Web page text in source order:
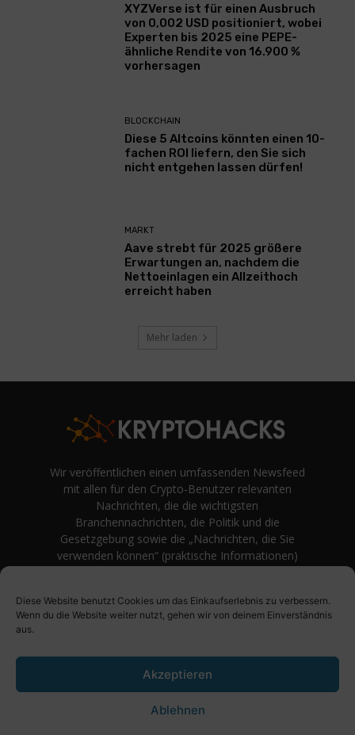
Diese Website benutzt Cookies um das Einkaufserlebnis zu verbessern.
Wenn du die Website weiter nutzt, gehen wir von deinem Einverständnis
aus.
Akzeptieren
Ablehnen
XYZVerse ist für einen Ausbruch
von 0,002 USD positioniert, wobei
Experten bis 2025 eine PEPE-
ähnliche Rendite von 16.900 %
vorhersagen
BLOCKCHAIN
Diese 5 Altcoins könnten einen 10-
fachen ROI liefern, den Sie sich
nicht entgehen lassen dürfen!
MARKT
Aave strebt für 2025 größere
Erwartungen an, nachdem die
Nettoeinlagen ein Allzeithoch
erreicht haben
Mehr laden
Wir veröffentlichen einen umfassenden Newsfeed
mit allen für den Crypto-Benutzer relevanten
Nachrichten, die die wichtigsten
Branchennachrichten, die Politik und die
Gesetzgebung sowie die „Nachrichten, die Sie
verwenden können“ (praktische Informationen)
Meinungen rund um Kryptowährung. Einfache
Logik und Beispiele aus der Praxis werden vor
bevorzugt.